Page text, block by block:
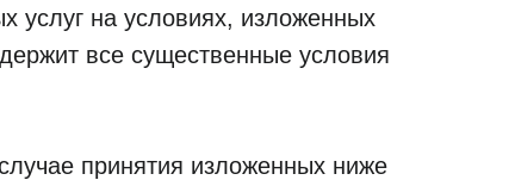
услуг на условиях, изложенных
все существенные условия
принятия изложенных ниже